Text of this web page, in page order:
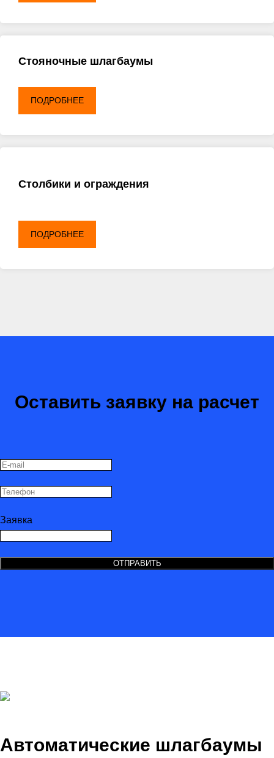
Стояночные шлагбаумы
ПОДРОБНЕЕ
Столбики и ограждения
ПОДРОБНЕЕ
Оставить заявку на расчет
Заявка
ОТПРАВИТЬ
Автоматические шлагбаумы